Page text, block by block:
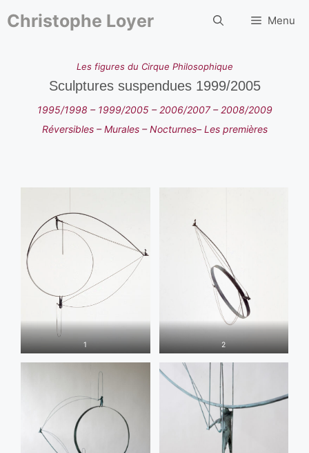
contenu
Christophe Loyer Menu
Les figuresdu Cirque Philosophique
Sculptures suspendues 1999/2005
1995/1998 – 1999/2005 – 2006/2007– 2008/2009
Réversibles–Murales–Nocturnes– Les premières
1 2